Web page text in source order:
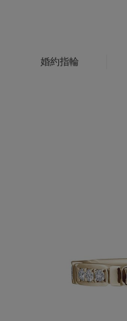
婚約指輪